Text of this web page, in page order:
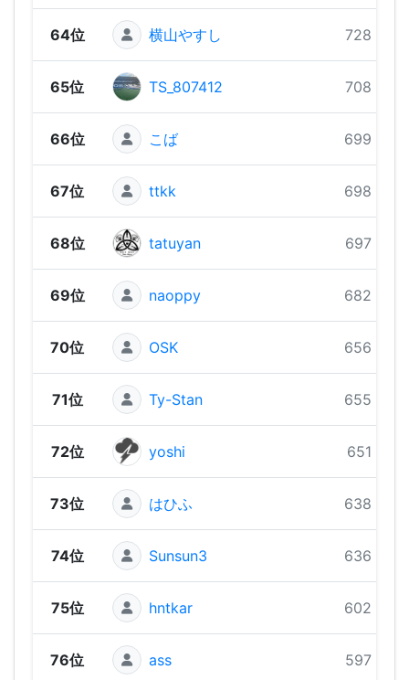
64位 横山やすし 728 pts
65位 TS_807412 708 pts
66位 こば 699 pts
67位 ttkk 698 pts
68位 tatuyan 697 pts
69位 naoppy 682 pts
70位 OSK 656 pts
71位 Ty-Stan 655 pts
72位 yoshi 651 pts
73位 はひふ 638 pts
74位 Sunsun3 636 pts
75位 hntkar 602 pts
76位 ass 597 pts